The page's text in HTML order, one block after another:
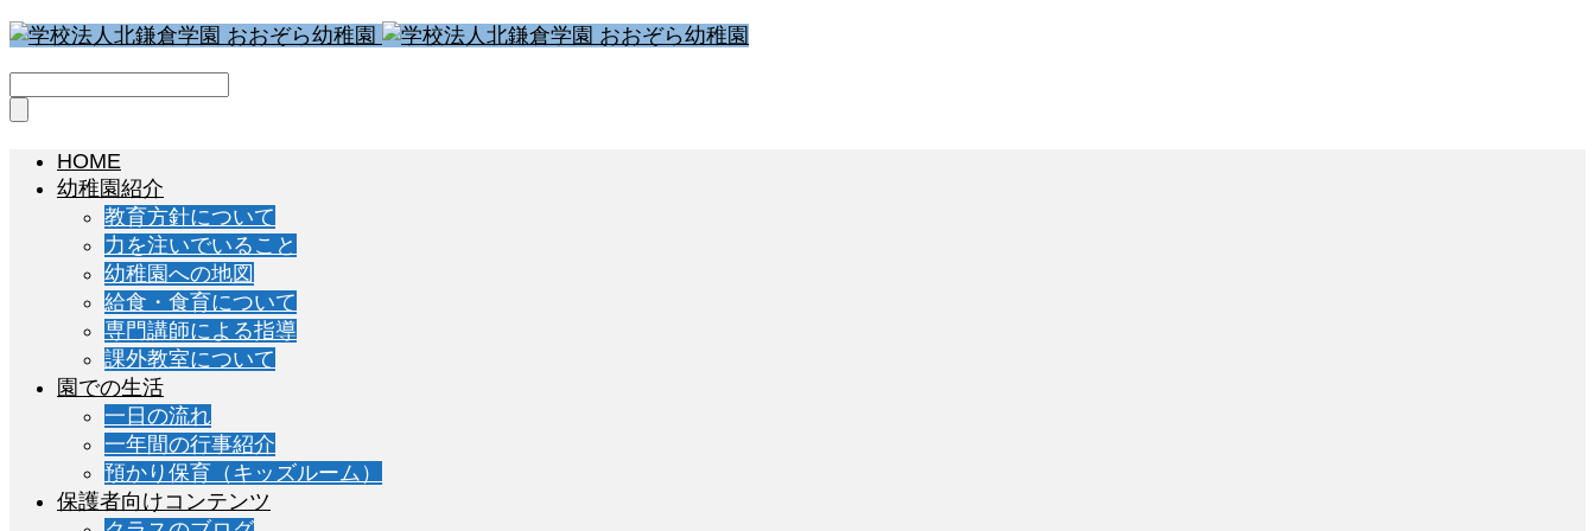
HOME
幼稚園紹介
教育方針について
力を注いでいること
幼稚園への地図
給食・食育について
専門講師による指導
課外教室について
園での生活
一日の流れ
一年間の行事紹介
預かり保育（キッズルーム）
保護者向けコンテンツ